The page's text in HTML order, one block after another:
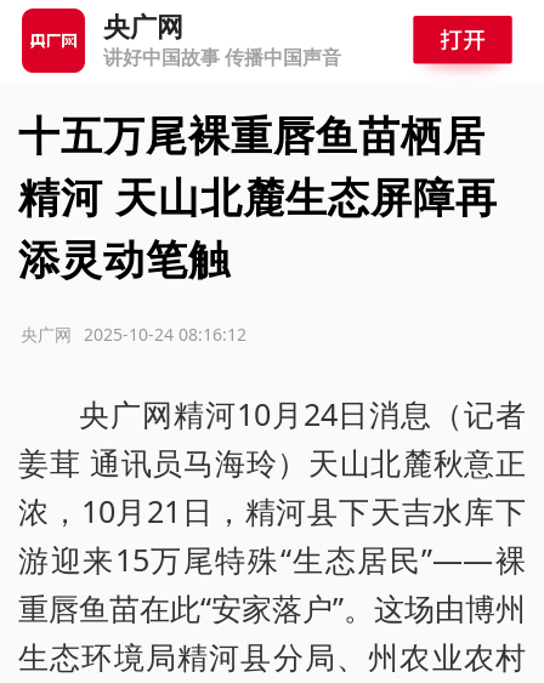
央广网
讲好中国故事 传播中国声音
十五万尾裸重唇鱼苗栖居
精河 天山北麓生态屏障再
添灵动笔触
2025-10-24 08:16:12
央广网
央广网精河10月24日消息（记者
姜茸 通讯员马海玲）天山北麓秋意正
浓，10月21日，精河县下天吉水库下
游迎来15万尾特殊“生态居民”——裸
重唇鱼苗在此“安家落户”。这场由博州
生态环境局精河县分局、州农业农村